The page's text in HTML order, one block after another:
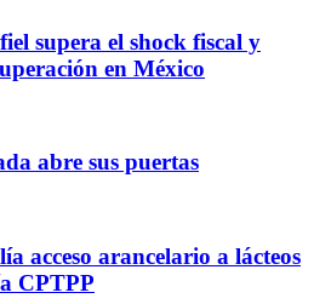
supera el shock fiscal y
en México
abre sus puertas
acceso arancelario a lácteos
CPTPP